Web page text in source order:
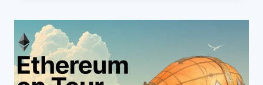
UNIVERSIDAD
MÁLAGA
2026